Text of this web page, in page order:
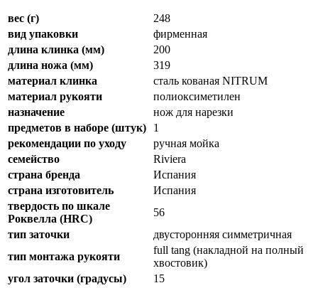
вес (г)
248
вид упаковки
фирменная
длина клинка (мм)
200
длина ножа (мм)
319
материал клинка
сталь кованая NITRUM
материал рукояти
полиоксиметилен
назначение
нож для нарезки
предметов в наборе (штук)
1
рекомендации по уходу
ручная мойка
семейство
Riviera
страна бренда
Испания
страна изготовитель
Испания
твердость по шкале
Роквелла (HRC)
56
тип заточки
двусторонняя симметричная
тип монтажа рукояти
full tang (накладной на полный
хвостовик)
угол заточки (градусы)
15